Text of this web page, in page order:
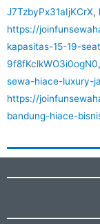
J7TzbyPx31aIjKCrX,
https://
kapasitas-15-19-
9f8fKclkWO3i0ogN0,
sewa-hiace-luxury-
https://
bandung-hiace-